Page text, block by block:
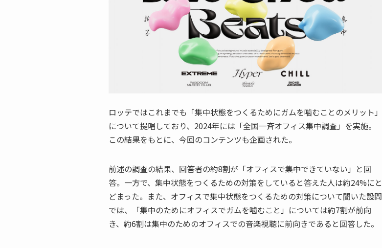
ロッテではこれまでも「集中状態をつくるためにガムを噛むことのメリット」
について提唱しており、2024年には「全国一斉オフィス集中調査」を実施。
この結果をもとに、今回のコンテンツも企画された。
前述の調査の結果、回答者の約8割が「オフィスで集中できていない」と回
答。一方で、集中状態をつくるための対策をしていると答えた人は約24%にと
どまった。また、オフィスで集中状態をつくるための対策について聞いた設問
では、「集中のためにオフィスでガムを噛むこと」については約7割が前向
き、約6割は集中のためのオフィスでの音楽視聴に前向きであると回答した。